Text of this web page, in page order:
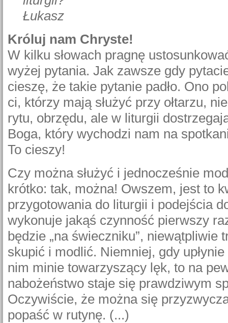
Łukasz
Króluj nam Chryste!
W kilku słowach pragnę
wyżej pytania. Jak zawsze gdy
cieszę, że takie pytanie padło. Ono
ci, którzy mają służyć przy ołtarzu,
rytu, obrzędu, ale w liturgii
Boga, który wychodzi nam na
To cieszy!
Czy można służyć i jednocześnie
krótko: tak, można! Owszem, jest to
przygotowania do liturgii i podejścia
wykonuje jakąś czynność pierwszy
będzie „na świeczniku”, niewątpliwie
skupić i modlić. Niemniej, gdy
nim minie towarzyszący lęk, to na
nabożeństwo staje się prawdziwym
Oczywiście, że można się
popaść w rutynę. (...)